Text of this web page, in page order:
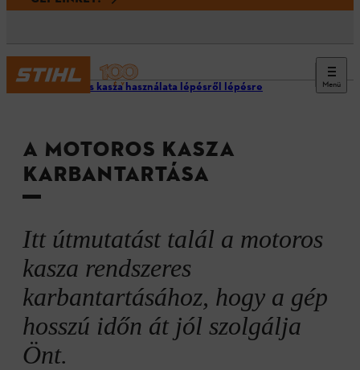
Menü
Motoros kasza használata lépésről lépésre
A MOTOROS KASZA
KARBANTARTÁSA
Itt útmutatást talál a motoros
kasza rendszeres
karbantartásához, hogy a gép
hosszú időn át jól szolgálja
Önt.